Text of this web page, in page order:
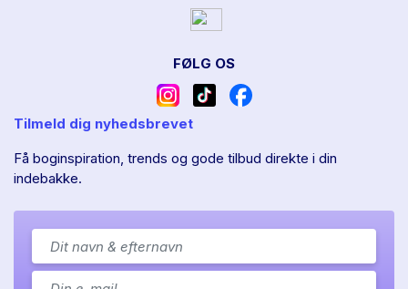
FØLG OS
Tilmeld dig nyhedsbrevet
Få boginspiration, trends og gode tilbud direkte i din
indebakke.